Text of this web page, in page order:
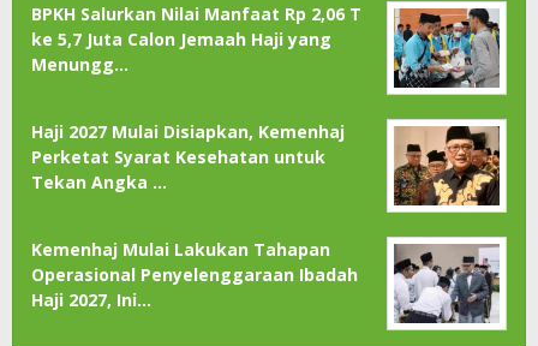
BPKH Salurkan Nilai Manfaat Rp 2,06 T
ke 5,7 Juta Calon Jemaah Haji yang
Menungg…
Haji 2027 Mulai Disiapkan, Kemenhaj
Perketat Syarat Kesehatan untuk
Tekan Angka …
Kemenhaj Mulai Lakukan Tahapan
Operasional Penyelenggaraan Ibadah
Haji 2027, Ini…